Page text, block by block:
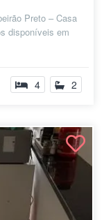
Preto – Casa
disponíveis em
4 2